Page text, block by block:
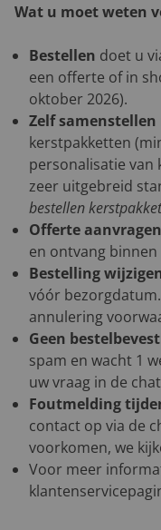
Wat u moet weten
Bestellen doet u
een offerte of in
oktober 2026).
Zelf samenstellen
kerstpakketten
personalisatie van
zeer uitgebreid
bestellen
Offerte
en ontvang
Bestelling
vóór
annulering
Geen
spam en wacht 1
uw vraag in de
Foutmelding
contact op via de
voorkomen, we
Voor meer